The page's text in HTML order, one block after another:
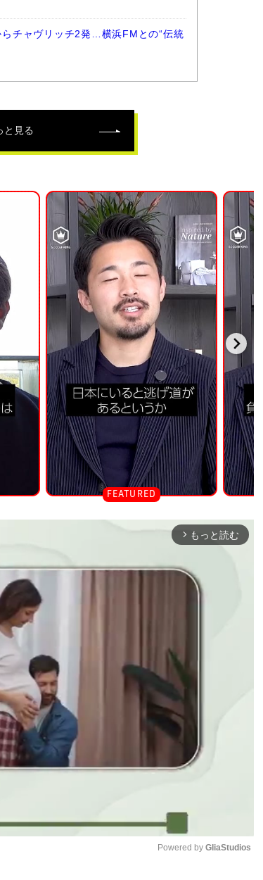
チャヴリッチ2発…横浜FMとの“伝統
と見る
arrow_forward_ios もっと読む
Powered by GliaStudios